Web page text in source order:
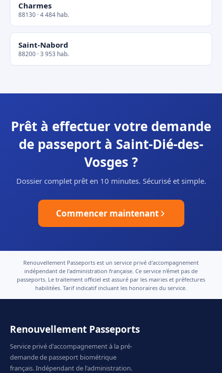
Charmes
88130 · 4 484 hab.
Saint-Nabord
88200 · 3 953 hab.
Prêt à effectuer votre demande
de passeport à Saint-Dié-des-
Vosges ?
Dossier complet prêt en 10 minutes. Sécurisé et simple.
Commencer maintenant
Renouvellement Passeports est un service privé d'accompagnement
indépendant de l'administration française. Ce service n'émet pas de
passeports. Le traitement officiel est assuré par les mairies et préfectures
habilitées. Tarif indicatif incluant les honoraires du service.
Renouvellement Passeports
Service privé d'accompagnement à la pré-
demande de passeport biométrique
français. Indépendant de l'administration.